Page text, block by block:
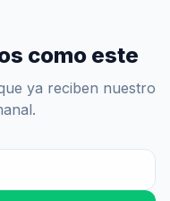
como este
ya reciben nuestro